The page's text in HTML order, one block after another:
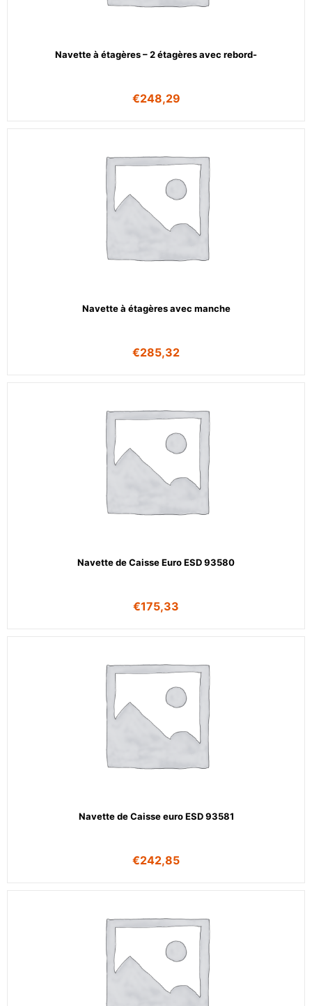
Navette à étagères – 2 étagères avec rebord-
€248,29
Navette à étagères avec manche
€285,32
Navette de Caisse Euro ESD 93580
€175,33
Navette de Caisse euro ESD 93581
€242,85